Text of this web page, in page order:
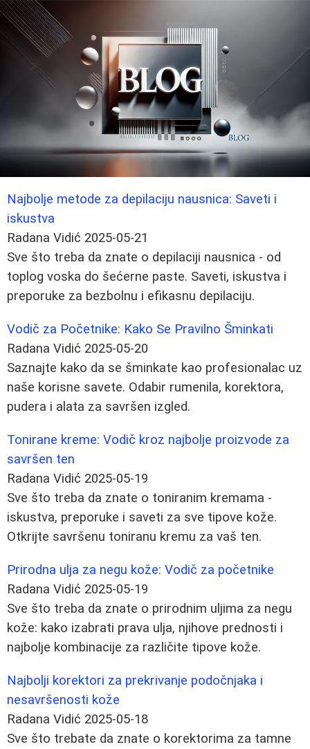
Najbolje metode za depilaciju nausnica: Saveti i
iskustva
Radana Vidić 2025-05-21
Sve što treba da znate o depilaciji nausnica - od
toplog voska do šećerne paste. Saveti, iskustva i
preporuke za bezbolnu i efikasnu depilaciju.
Vodič za Početnike: Kako Se Pravilno Šminkati
Radana Vidić 2025-05-20
Saznajte kako da se šminkate kao profesionalac uz
naše korisne savete. Odabir rumenila, korektora,
pudera i alata za savršen izgled.
Tonirane kreme: Vodič kroz najbolje proizvode za
savršen ten
Radana Vidić 2025-05-19
Sve što treba da znate o toniranim kremama -
iskustva, preporuke i saveti za sve tipove kože.
Otkrijte savršenu toniranu kremu za vaš ten.
Prirodna ulja za negu kože: Vodič za početnike
Radana Vidić 2025-05-19
Sve što treba da znate o prirodnim uljima za negu
kože: kako izabrati prava ulja, njihove prednosti i
najbolje kombinacije za različite tipove kože.
Najbolji korektori za prekrivanje podočnjaka i
nesavršenosti kože
Radana Vidić 2025-05-18
Sve što trebate da znate o korektorima za tamne